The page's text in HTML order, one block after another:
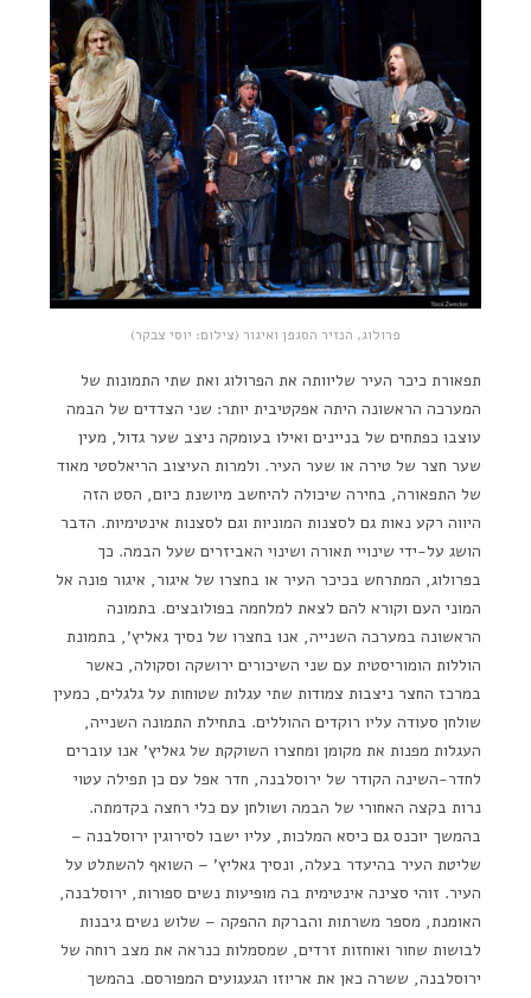
פרולוג, הנזיר הסגפן ואיגור (צילום: יוסי צבקר)
תפאורת כיכר העיר שליוותה את הפרולוג ואת שתי התמונות של
המערכה הראשונה היתה אפקטיבית יותר: שני הצדדים של הבמה
עוצבו כפתחים של בניינים ואילו בעומקה ניצב שער גדול, מעין
שער חצר של טירה או שער העיר. ולמרות העיצוב הריאלסטי מאוד
של התפאורה, בחירה שיכולה להיחשב מיושנת כיום, הסט הזה
היווה רקע נאות גם לסצנות המוניות וגם לסצנות אינטימיות. הדבר
הושג על-ידי שינויי תאורה ושינוי האביזרים שעל הבמה. כך
בפרולוג, המתרחש בכיכר העיר או בחצרו של איגור, איגור פונה אל
המוני העם וקורא להם לצאת למלחמה בפולובצים. בתמונה
הראשונה במערכה השנייה, אנו בחצרו של נסיך גאליץ', בתמונת
הוללות הומוריסטית עם שני השיכורים ירושקה וסקולה, כאשר
במרכז החצר ניצבות צמודות שתי עגלות שטוחות על גלגלים, כמעין
שולחן סעודה עליו רוקדים ההוללים. בתחילת התמונה השנייה,
העגלות מפנות את מקומן ומחצרו השוקקת של גאליץ' אנו עוברים
לחדר-השינה הקודר של ירוסלבנה, חדר אפל עם כן תפילה עטוי
נרות בקצה האחורי של הבמה ושולחן עם כלי רחצה בקדמתה.
בהמשך יוכנס גם כיסא המלכות, עליו ישבו לסירוגין ירוסלבנה –
שליטת העיר בהיעדר בעלה, ונסיך גאליץ' – השואף להשתלט על
העיר. זוהי סצינה אינטימית בה מופיעות נשים ספורות, ירוסלבנה,
האומנת, מספר משרתות והברקת ההפקה – שלוש נשים גיבנות
לבושות שחור ואוחזות זרדים, שמסמלות כנראה את מצב רוחה של
ירוסלבנה, ששרה כאן את אריוזו הגעגועים המפורסם. בהמשך